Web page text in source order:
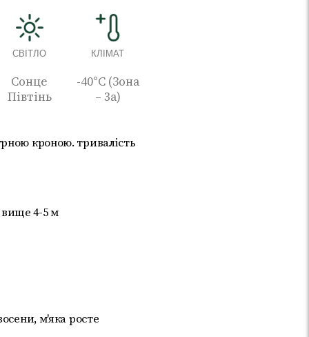
СВІТЛО
Сонце
Півтінь
КЛІМАТ
-40°C (Зона
– 3а)
кроною. тривалість
вище 4-5 м
м'яка росте